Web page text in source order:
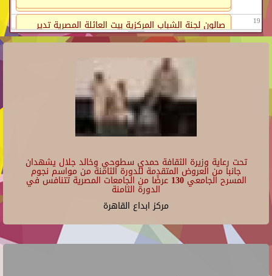
19 صالون لجنة الشباب المركزية بيت العائلة المصرية تدير
الندوة د/ ناهد عبدالحميد
مركز الإبداع الفنى بقصر الأمير طاز
عرض مسرحية "حواديت" إخراج خالد جلال من خريجي
"ستوديو الممثل" مركز الإبداع الفني
Repeats every week every Sunday and every Monday and every Tuesday until
تحت رعاية وزيرة الثقافة حمدي سطوحي وخالد جلال يشهدان
جانبا من العروض المتقدمة للدورة الثامنة من مواسم نجوم
المسرح الجامعي 130 عرضًا من الجامعات المصرية تتنافس في
الدورة الثامنة
مركز ابداع القاهرة